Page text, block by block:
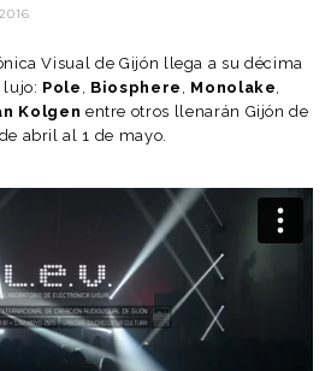
Visual de Gijón llega a su décima
lujo: Pole Biosphere Monolake
Kolgen entre otros llenarán Gijón de
abril al 1 de mayo.